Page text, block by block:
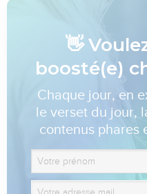
👋
boosté(e)
Chaque jour, en
le verset du jour,
contenus phares